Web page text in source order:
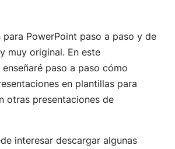
para PowerPoint paso a paso y de
muy original. En este
paso a paso cómo
en plantillas para
otras presentaciones de
interesar descargar algunas